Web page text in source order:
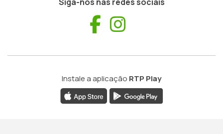
Facebook
Instale a aplicação RTP Play